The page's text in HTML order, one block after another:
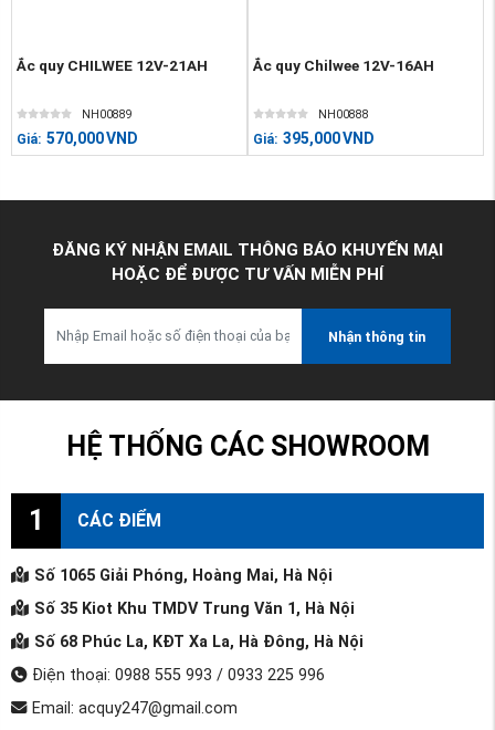
Ắc quy CHILWEE 12V-21AH
NH00889
Giá: 570,000VND
Ắc quy Chilwee 12V-16AH
NH00888
Giá: 395,000VND
ĐĂNG KÝ NHẬN EMAIL THÔNG BÁO KHUYẾN MẠI
HOẶC ĐỂ ĐƯỢC TƯ VẤN MIỄN PHÍ
Nhận thông tin
HỆ THỐNG CÁC SHOWROOM
1 CÁC ĐIỂM
Số 1065 Giải Phóng, Hoàng Mai, Hà Nội
Số 35 Kiot Khu TMDV Trung Văn 1, Hà Nội
Số 68 Phúc La, KĐT Xa La, Hà Đông, Hà Nội
Điện thoại: 0988 555 993 / 0933 225 996
Email: acquy247@gmail.com